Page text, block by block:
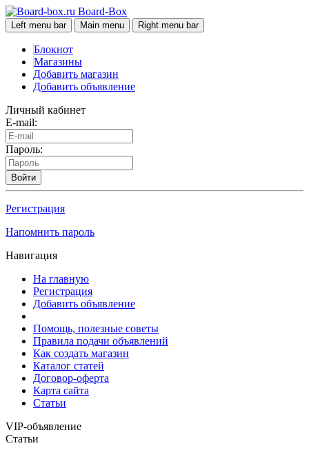
Board-Box
Left menu bar Main menu Right menu bar
Блокнот
Магазины
Добавить магазин
Добавить объявление
Личный кабинет
E-mail:
Пароль:
Войти
Регистрация
Напомнить пароль
Навигация
На главную
Регистрация
Добавить объявление
Помощь, полезные советы
Правила подачи объявлений
Как создать магазин
Каталог статей
Договор-оферта
Карта сайта
Статьи
VIP-объявление
Статьи